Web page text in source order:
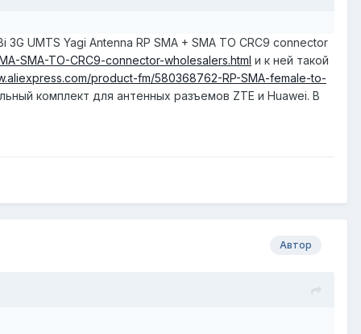
UMTS Yagi Antenna RP SMA + SMA TO CRC9 connector
SMA-TO-CRC9-connector-wholesalers.html и к ней такой
product-fm/580368762-RP-SMA-female-to-
комплект для антенных разъемов ZTE и Huawei. В
Автор